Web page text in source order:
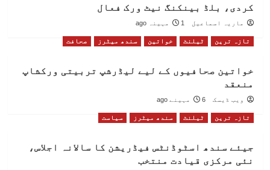
کردی، بلڈ بینکنگ نیٹ ورک فعال
ماریہ اسماعیل 1 مہینہ ago
تازہ ترین ٹیلنٹ خواتین سندھ میٹرز صحافت
خواتین صحافیوں کے لیے لیڈرشپ تربیتی ورکشاپ
منعقد
ویب ڈیسک 6 مہینے ago
تازہ ترین ٹیلنٹ سندھ میٹرز سیاست
جیئے سندھ اسٹوڈنٹس فیڈریشن کا سالانہ اجلاس،
نئی مرکزی قیادت منتخب